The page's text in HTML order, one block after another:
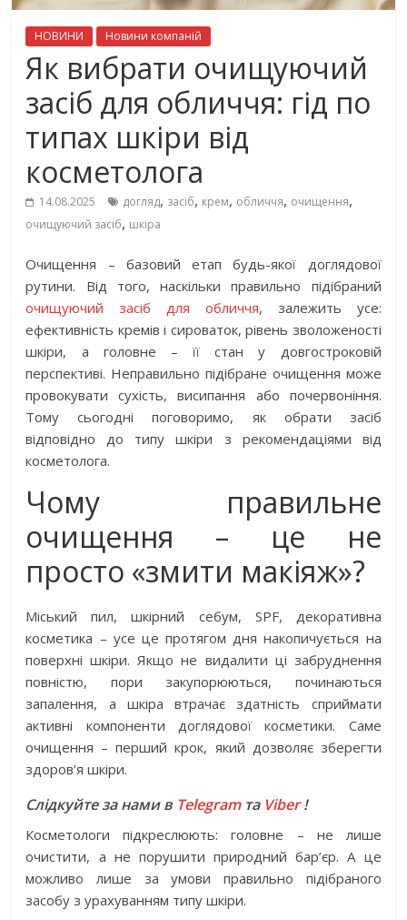
НОВИНИ Новини компаній
Як вибрати очищуючий
засіб для обличчя: гід по
типах шкіри від
косметолога
14.08.2025 догляд, засіб, крем, обличчя, очищення,
очищуючий засіб, шкіра
Очищення – базовий етап будь-якої доглядової
рутини. Від того, наскільки правильно підібраний
очищуючий засіб для обличчя, залежить усе:
ефективність кремів і сироваток, рівень зволоженості
шкіри, а головне – її стан у довгостроковій
перспективі. Неправильно підібране очищення може
провокувати сухість, висипання або почервоніння.
Тому сьогодні поговоримо, як обрати засіб
відповідно до типу шкіри з рекомендаціями від
косметолога.
Чому правильне
очищення – це не
просто «змити макіяж»?
Міський пил, шкірний себум, SPF, декоративна
косметика – усе це протягом дня накопичується на
поверхні шкіри. Якщо не видалити ці забруднення
повністю, пори закупорюються, починаються
запалення, а шкіра втрачає здатність сприймати
активні компоненти доглядової косметики. Саме
очищення – перший крок, який дозволяє зберегти
здоров’я шкіри.
Слідкуйте за нами в Telegramта Viber!
Косметологи підкреслюють: головне – не лише
очистити, а не порушити природний бар’єр. А це
можливо лише за умови правильно підібраного
засобу з урахуванням типу шкіри.